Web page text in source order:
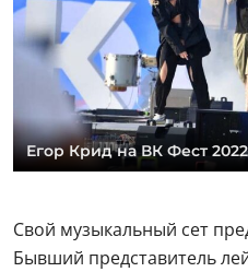
Егор Крид на ВК Фест
Свой музыкальный сет
Бывший представитель